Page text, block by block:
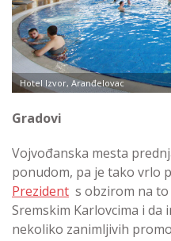
Hotel Izvor, Aranđelovac
Gradovi
Vojvođanska mesta
ponudom, pa je tako vrlo
Prezident s obzirom na
Sremskim Karlovcima i da
nekoliko zanimljivih